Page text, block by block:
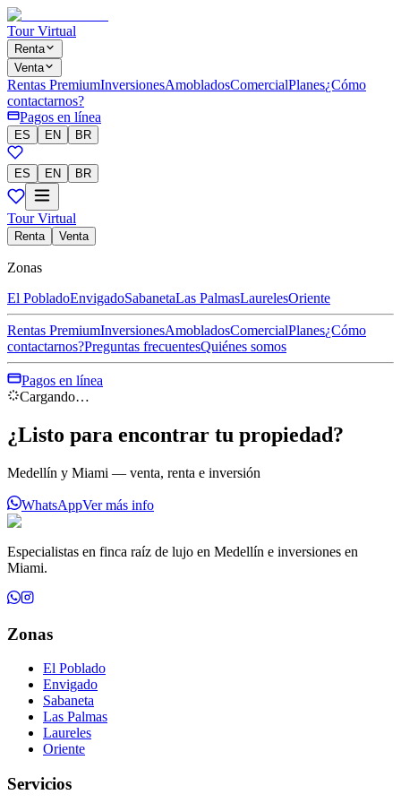
Tour Virtual
Renta
Venta
Rentas PremiumInversionesAmobladosComercialPlanes¿Cómo
contactarnos?
Pagos en línea
ES EN BR
ES EN BR
Tour Virtual
Renta Venta
Zonas
El PobladoEnvigadoSabanetaLas PalmasLaurelesOriente
Rentas PremiumInversionesAmobladosComercialPlanes¿Cómo
contactarnos?Preguntas frecuentesQuiénes somos
Pagos en línea
Cargando…
¿Listo para encontrar tu propiedad?
Medellín y Miami — venta, renta e inversión
WhatsAppVer más info
Especialistas en finca raíz de lujo en Medellín e inversiones en
Miami.
Zonas
El Poblado
Envigado
Sabaneta
Las Palmas
Laureles
Oriente
Servicios